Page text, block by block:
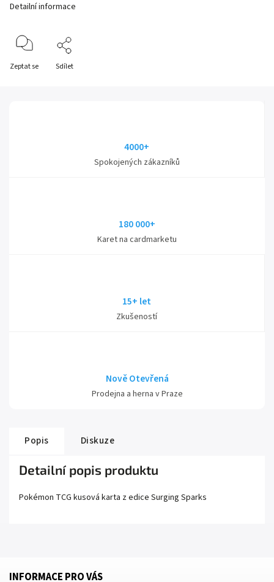
Detailní informace
Zeptat se Sdílet
4000+
Spokojených zákazníků
180 000+
Karet na cardmarketu
15+ let
Zkušeností
Nově Otevřená
Prodejna a herna v Praze
Popis Diskuze
Detailní popis produktu
Pokémon TCG kusová karta z edice Surging Sparks
INFORMACE PRO VÁS